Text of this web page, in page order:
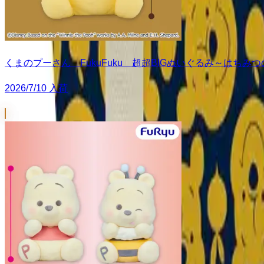
くまのプーさん FukuFuku 超超BIGぬいぐるみ～はちみつ
2026/7/10 入荷